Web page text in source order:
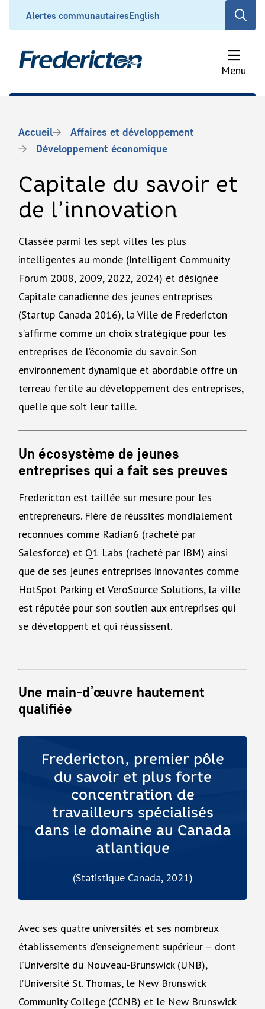
principal
Header
Alertes communautairesEnglish
Open
search
form
Menu
Fil
d'Ariane
Accueil
Affaires et développement
Développement économique
Capitale du savoir et
de l’innovation
Classée parmi les sept villes les plus
intelligentes au monde (Intelligent Community
Forum 2008, 2009, 2022, 2024) et désignée
Capitale canadienne des jeunes entreprises
(Startup Canada 2016), la Ville de Fredericton
s’affirme comme un choix stratégique pour les
entreprises de l’économie du savoir. Son
environnement dynamique et abordable offre un
terreau fertile au développement des entreprises,
quelle que soit leur taille.
Un écosystème de jeunes
entreprises qui a fait ses preuves
Fredericton est taillée sur mesure pour les
entrepreneurs. Fière de réussites mondialement
reconnues comme Radian6 (racheté par
Salesforce) et Q1 Labs (racheté par IBM) ainsi
que de ses jeunes entreprises innovantes comme
HotSpot Parking et VeroSource Solutions, la ville
est réputée pour son soutien aux entreprises qui
se développent et qui réussissent.
Une main-d’œuvre hautement
qualifiée
Fredericton, premier pôle
du savoir et plus forte
concentration de
travailleurs spécialisés
dans le domaine au Canada
atlantique
(Statistique Canada, 2021)
Avec ses quatre universités et ses nombreux
établissements d’enseignement supérieur – dont
l’Université du Nouveau-Brunswick (UNB),
l’Université St. Thomas, le New Brunswick
Community College (CCNB) et le New Brunswick